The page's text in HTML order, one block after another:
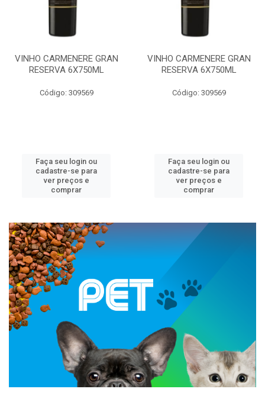
VINHO CARMENERE GRAN
RESERVA 6X750ML
Código: 309569
Faça seu login ou
cadastre-se para
ver preços e
comprar
VINHO CARMENERE GRAN
RESERVA 6X750ML
Código: 309569
Faça seu login ou
cadastre-se para
ver preços e
comprar